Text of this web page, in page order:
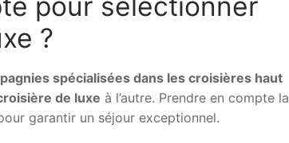
?
spécialisées dans les croisières haut
de luxe à l’autre. Prendre en compte la
garantir un séjour exceptionnel.